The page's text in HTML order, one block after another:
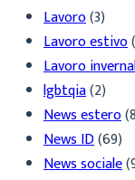
Lavoro(3)
Lavoro estivo
Lavoro
lgbtqia(2)
News estero
News ID(69)
News sociale